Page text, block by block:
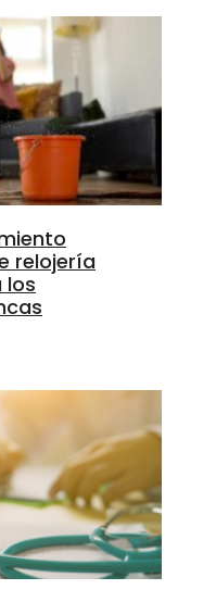
relojería
los